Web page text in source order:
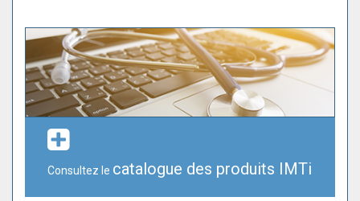
Consultez le catalogue des produits IMTi